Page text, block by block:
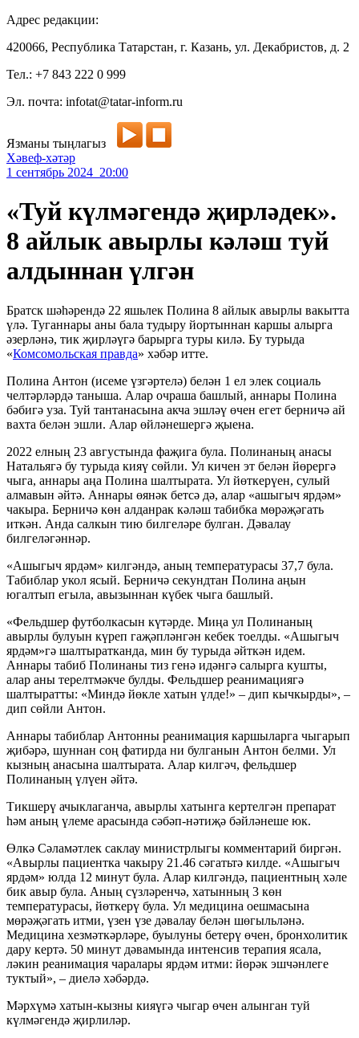
Адрес редакции:
420066, Республика Татарстан, г. Казань, ул. Декабристов, д. 2
Тел.: +7 843 222 0 999
Эл. почта: infotat@tatar-inform.ru
Язманы тыңлагыз
Хәвеф-хәтәр
1 сентябрь 2024 20:00
«Туй күлмәгендә җирләдек».
8 айлык авырлы кәләш туй
алдыннан үлгән
Братск шәһәрендә 22 яшьлек Полина 8 айлык авырлы вакытта
үлә. Туганнары аны бала тудыру йортыннан каршы алырга
әзерләнә, тик җирләүгә барырга туры килә. Бу турыда
«Комсомольская правда» хәбәр итте.
Полина Антон (исеме үзгәртелә) белән 1 ел элек социаль
челтәрләрдә таныша. Алар очраша башлый, аннары Полина
бәбигә уза. Туй тантанасына акча эшләү өчен егет берничә ай
вахта белән эшли. Алар өйләнешергә җыена.
2022 елның 23 августында фаҗига була. Полинаның анасы
Натальягә бу турыда кияү сөйли. Ул кичен эт белән йөрергә
чыга, аннары аңа Полина шалтырата. Ул йөткерүен, сулый
алмавын әйтә. Аннары өянәк бетсә дә, алар «ашыгыч ярдәм»
чакыра. Берничә көн алданрак кәләш табибка мөрәҗәгать
иткән. Анда салкын тию билгеләре булган. Дәвалау
билгеләгәннәр.
«Ашыгыч ярдәм» килгәндә, аның температурасы 37,7 була.
Табиблар укол ясый. Берничә секундтан Полина аңын
югалтып егыла, авызыннан күбек чыга башлый.
«Фельдшер футболкасын күтәрде. Миңа ул Полинаның
авырлы булуын күреп гаҗәпләнгән кебек тоелды. «Ашыгыч
ярдәм»гә шалтыратканда, мин бу турыда әйткән идем.
Аннары табиб Полинаны тиз генә идәнгә салырга кушты,
алар аны терелтмәкче булды. Фельдшер реанимациягә
шалтыратты: «Миндә йөкле хатын үлде!» – дип кычкырды», –
дип сөйли Антон.
Аннары табиблар Антонны реанимация каршыларга чыгарып
җибәрә, шуннан соң фатирда ни булганын Антон белми. Ул
кызның анасына шалтырата. Алар килгәч, фельдшер
Полинаның үлүен әйтә.
Тикшерү ачыклаганча, авырлы хатынга кертелгән препарат
һәм аның үлеме арасында сәбәп-нәтиҗә бәйләнеше юк.
Өлкә Сәламәтлек саклау министрлыгы комментарий биргән.
«Авырлы пациентка чакыру 21.46 сәгатьтә килде. «Ашыгыч
ярдәм» юлда 12 минут була. Алар килгәндә, пациентның хәле
бик авыр була. Аның сүзләренчә, хатынның 3 көн
температурасы, йөткерү була. Ул медицина оешмасына
мөрәҗәгать итми, үзен үзе дәвалау белән шөгыльләнә.
Медицина хезмәткәрләре, буылуны бетерү өчен, бронхолитик
дару кертә. 50 минут дәвамында интенсив терапия ясала,
ләкин реанимация чаралары ярдәм итми: йөрәк эшчәнлеге
туктый», – диелә хәбәрдә.
Мәрхүмә хатын-кызны кияүгә чыгар өчен алынган туй
күлмәгендә җирлиләр.